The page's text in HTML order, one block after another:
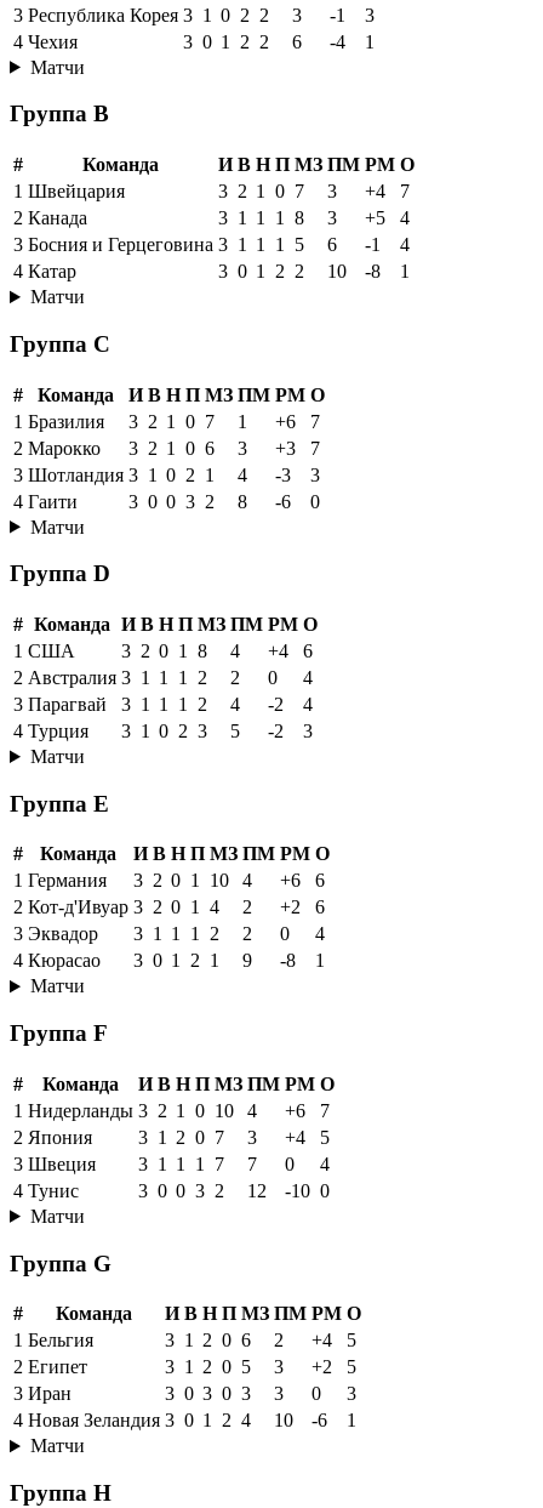
3 Республика Корея 3 1 0 2 2 3 -1
3
4 Чехия 3 0 1 2 2 6 -4
1
Матчи
Группа B
# Команда И В Н П МЗ ПМ РМ О
1 Швейцария 3 2 1 0 7 3 +4
7
2 Канада 3 1 1 1 8 3 +5
4
3 Босния и Герцеговина 3 1 1 1 5 6 -1
4
4 Катар 3 0 1 2 2 10 -8
1
Матчи
Группа C
# Команда И В Н П МЗ ПМ РМ О
1 Бразилия 3 2 1 0 7 1 +6
7
2 Марокко 3 2 1 0 6 3 +3
7
3 Шотландия 3 1 0 2 1 4 -3
3
4 Гаити 3 0 0 3 2 8 -6
0
Матчи
Группа D
# Команда И В Н П МЗ ПМ РМ О
1 США 3 2 0 1 8 4 +4
6
2 Австралия 3 1 1 1 2 2 0
4
3 Парагвай 3 1 1 1 2 4 -2
4
4 Турция 3 1 0 2 3 5 -2
3
Матчи
Группа E
# Команда И В Н П МЗ ПМ РМ О
1 Германия 3 2 0 1 10 4 +6
6
2 Кот-д'Ивуар 3 2 0 1 4 2 +2
6
3 Эквадор 3 1 1 1 2 2 0
4
4 Кюрасао 3 0 1 2 1 9 -8
1
Матчи
Группа F
# Команда И В Н П МЗ ПМ РМ О
1 Нидерланды 3 2 1 0 10 4 +6
7
2 Япония 3 1 2 0 7 3 +4
5
3 Швеция 3 1 1 1 7 7 0
4
4 Тунис 3 0 0 3 2 12 -10 0
Матчи
Группа G
# Команда И В Н П МЗ ПМ РМ О
1 Бельгия 3 1 2 0 6 2 +4
5
2 Египет 3 1 2 0 5 3 +2
5
3 Иран 3 0 3 0 3 3 0
3
4 Новая Зеландия 3 0 1 2 4 10 -6
1
Матчи
Группа H